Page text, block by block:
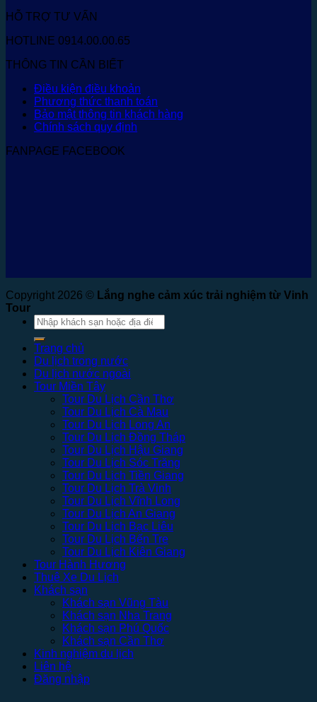
HỖ TRỢ TƯ VẤN
HOTLINE 0914.00.00.65
THÔNG TIN CẦN BIẾT
Điều kiện điều khoản
Phương thức thanh toán
Bảo mật thông tin khách hàng
Chính sách quy định
FANPAGE FACEBOOK
Copyright 2026 © Lắng nghe cảm xúc trải nghiệm từ Vinh
Tour
Tìm
kiếm:
Trang chủ
Du lịch trong nước
Du lịch nước ngoài
Tour Miền Tây
Tour Du Lịch Cần Thơ
Tour Du Lịch Cà Mau
Tour Du Lịch Long An
Tour Du Lịch Đồng Tháp
Tour Du Lịch Hậu Giang
Tour Du Lịch Sóc Trăng
Tour Du Lịch Tiền Giang
Tour Du Lịch Trà Vinh
Tour Du Lịch Vĩnh Long
Tour Du Lịch An Giang
Tour Du Lịch Bạc Liêu
Tour Du Lịch Bến Tre
Tour Du Lịch Kiên Giang
Tour Hành Hương
Thuê Xe Du Lịch
Khách sạn
Khách sạn Vũng Tàu
Khách sạn Nha Trang
Khách sạn Phú Quốc
Khách sạn Cần Thơ
Kinh nghiệm du lịch
Liên hệ
Đăng nhập